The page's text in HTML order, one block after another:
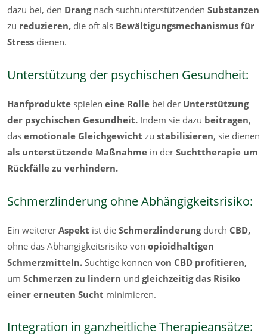
dazu bei, den Drang nach suchtunterstützenden Substanzen
zu reduzieren, die oft als Bewältigungsmechanismus für
Stress dienen.
Unterstützung der psychischen Gesundheit:
Hanfprodukte spielen eine Rolle bei der Unterstützung
der psychischen Gesundheit. Indem sie dazu beitragen,
das emotionale Gleichgewicht zu stabilisieren, sie dienen
als unterstützende Maßnahme in der Suchttherapie um
Rückfälle zu verhindern.
Schmerzlinderung ohne Abhängigkeitsrisiko:
Ein weiterer Aspekt ist die Schmerzlinderungdurch CBD,
ohne das Abhängigkeitsrisiko von opioidhaltigen
Schmerzmitteln. Süchtige können von CBD profitieren,
um Schmerzen zu lindern und gleichzeitig das Risiko
einer erneuten Sucht minimieren.
Integration in ganzheitliche Therapieansätze: